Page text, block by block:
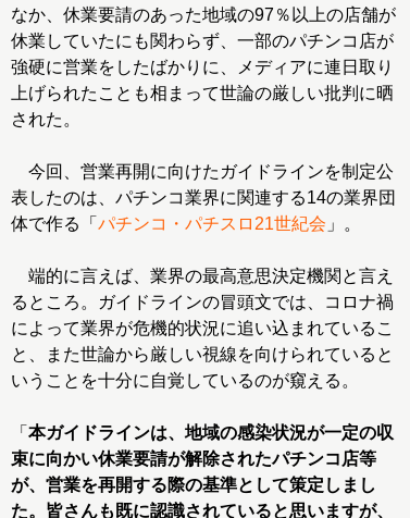
なか、休業要請のあった地域の97％以上の店舗が
休業していたにも関わらず、一部のパチンコ店が
強硬に営業をしたばかりに、メディアに連日取り
上げられたことも相まって世論の厳しい批判に晒
された。
今回、営業再開に向けたガイドラインを制定公
表したのは、パチンコ業界に関連する14の業界団
体で作る「 パチンコ・パチスロ21世紀会 」。
端的に言えば、業界の最高意思決定機関と言え
るところ。ガイドラインの冒頭文では、コロナ禍
によって業界が危機的状況に追い込まれているこ
と、また世論から厳しい視線を向けられていると
いうことを十分に自覚しているのが窺える。
「 本ガイドラインは、地域の感染状況が一定の収
束に向かい休業要請が解除されたパチンコ店等
が、営業を再開する際の基準として策定しまし
た。皆さんも既に認識されていると思いますが、